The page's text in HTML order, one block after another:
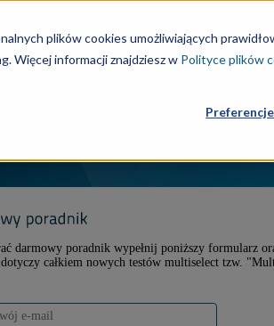
plików cookies umożliwiających
Więcej informacji znajdziesz w Polityce plików
darmowy poradnik wypełnij poniższy formularz
całkiem nowych testów multiselect tzw.